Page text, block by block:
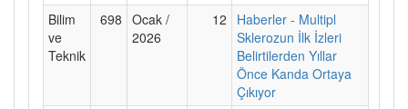
Bilim
ve
Teknik
698 Ocak /
2026
12
Haberler - Multipl
Sklerozun İlk İzleri
Belirtilerden Yıllar
Önce Kanda Ortaya
Çıkıyor